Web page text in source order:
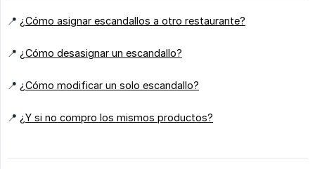
📍 ¿Cómo asignar escandallos a otro restaurante?
📍 ¿Cómo desasignar un escandallo?
📍 ¿Cómo modificar un solo escandallo?
📍 ¿Y si no compro los mismos productos?